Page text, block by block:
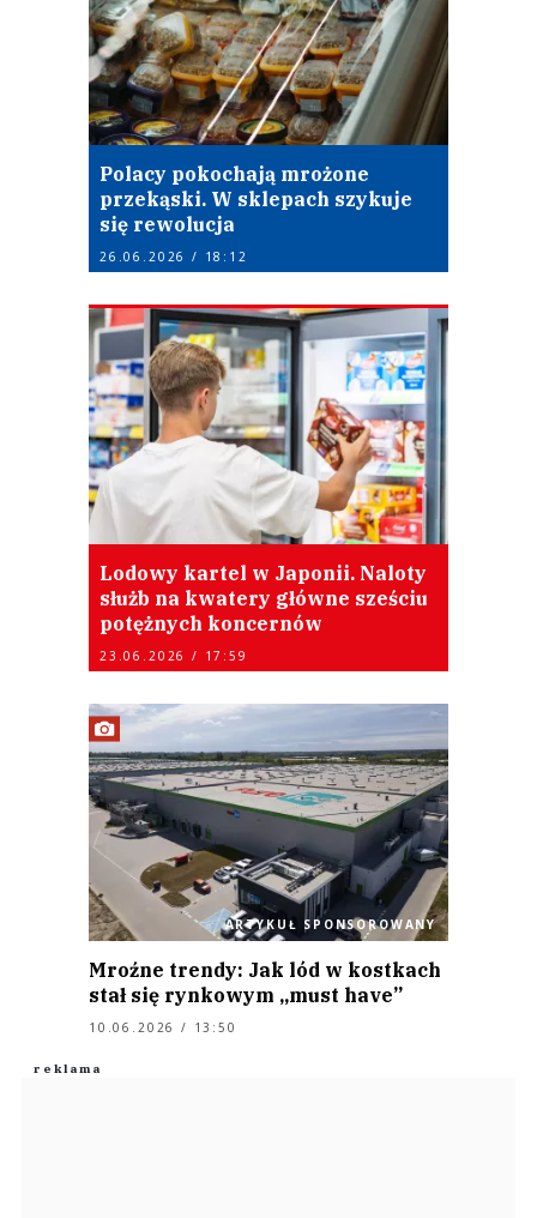
Polacy pokochają mrożone
przekąski. W sklepach szykuje
się rewolucja
26.06.2026 / 18:12
Lodowy kartel w Japonii. Naloty
służb na kwatery główne sześciu
potężnych koncernów
23.06.2026 / 17:59
ARTYKUŁ SPONSOROWANY
Mroźne trendy: Jak lód w kostkach
stał się rynkowym „must have”
10.06.2026 / 13:50